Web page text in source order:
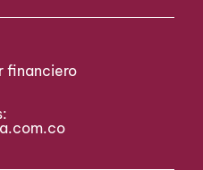
financiero